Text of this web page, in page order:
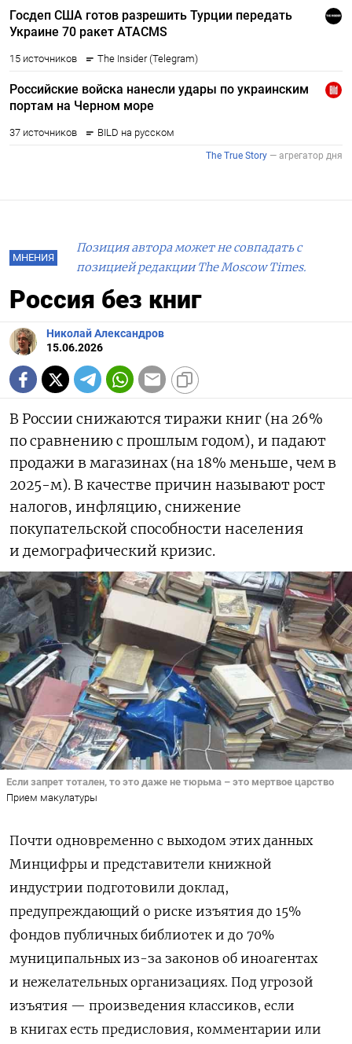
МНЕНИЯ
Позиция автора может не совпадать с
позицией редакции The Moscow Times.
Россия без книг
Николай Александров
15.06.2026
В России снижаются тиражи книг (на 26%
по сравнению с прошлым годом), и падают
продажи в магазинах (на 18% меньше, чем в
2025-м). В качестве причин называют рост
налогов, инфляцию, снижение
покупательской способности населения
и демографический кризис.
Если запрет тотален, то это даже не тюрьма – это мертвое царство
Прием макулатуры
Почти одновременно с выходом этих данных
Минцифры и представители книжной
индустрии подготовили доклад,
предупреждающий о риске изъятия до 15%
фондов публичных библиотек и до 70%
муниципальных из-за законов об иноагентах
и нежелательных организациях. Под угрозой
изъятия — произведения классиков, если
в книгах есть предисловия, комментарии или